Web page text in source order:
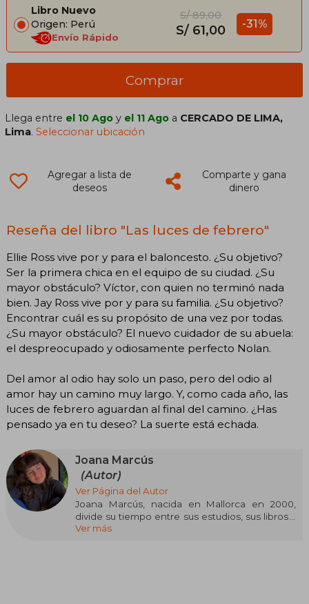
Libro Nuevo
Origen: Perú
Envío Rápido
S/ 89,00
S/ 61,00 -31%
Comprar
Llega entre el 10 Ago y el 11 Ago a CERCADO DE LIMA,
Lima.Seleccionar ubicación
Agregar a lista de
deseos
Comparte y gana
dinero
Reseña del libro "Las luces de febrero"
Ellie Ross vive por y para el baloncesto. ¿Su objetivo?
Ser la primera chica en el equipo de su ciudad. ¿Su
mayor obstáculo? Víctor, con quien no terminó nada
bien. Jay Ross vive por y para su familia. ¿Su objetivo?
Encontrar cuál es su propósito de una vez por todas.
¿Su mayor obstáculo? El nuevo cuidador de su abuela:
el despreocupado y odiosamente perfecto Nolan.
Del amor al odio hay solo un paso, pero del odio al
amor hay un camino muy largo. Y, como cada año, las
luces de febrero aguardan al final del camino. ¿Has
pensado ya en tu deseo? La suerte está echada.
Joana Marcús
(Autor)
Ver Página del Autor
Joana Marcús, nacida en Mallorca en 2000,
divide su tiempo entre sus estudios, sus libros y
sus mascotas. Desde pequeña supo que le
Ver más